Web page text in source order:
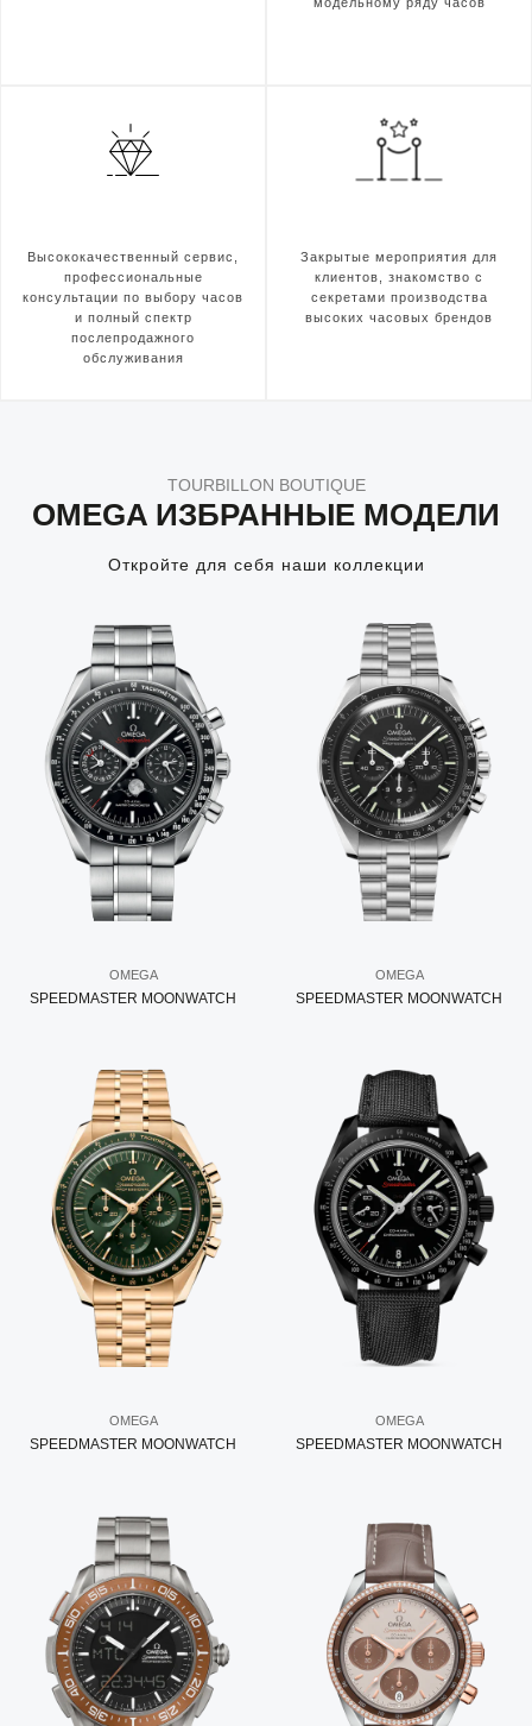
Высококачественный сервис,
профессиональные
консультации по выбору часов
и полный спектр
послепродажного
обслуживания
Закрытые мероприятия для
клиентов, знакомство с
секретами производства
высоких часовых брендов
TOURBILLON BOUTIQUE
OMEGA ИЗБРАННЫЕ МОДЕЛИ
Откройте для себя наши коллекции
OMEGA
SPEEDMASTER MOONWATCH
OMEGA
SPEEDMASTER MOONWATCH
OMEGA
SPEEDMASTER MOONWATCH
OMEGA
SPEEDMASTER MOONWATCH